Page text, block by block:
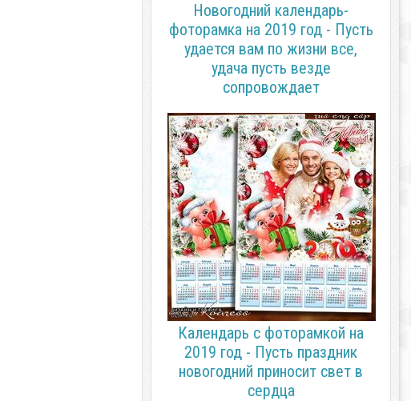
Новогодний календарь-
фоторамка на 2019 год - Пусть
удается вам по жизни все,
удача пусть везде
сопровождает
Календарь с фоторамкой на
2019 год - Пусть праздник
новогодний приносит свет в
сердца